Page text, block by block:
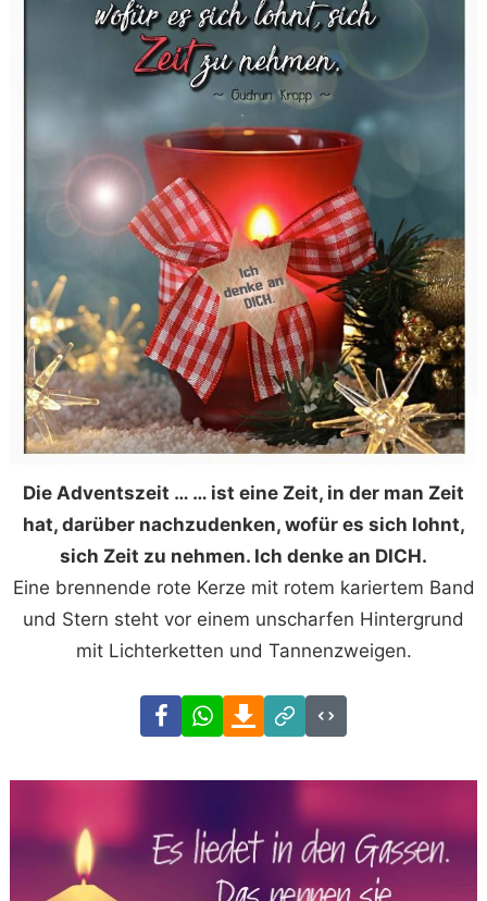
Die Adventszeit … … ist eine Zeit, in der man Zeit
hat, darüber nachzudenken, wofür es sich lohnt,
sich Zeit zu nehmen. Ich denke an DICH.
Eine brennende rote Kerze mit rotem kariertem Band
und Stern steht vor einem unscharfen Hintergrund
mit Lichterketten und Tannenzweigen.
FacebookWhatsAppDownload
Link
Code